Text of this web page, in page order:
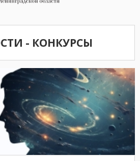
- КОНКУРСЫ